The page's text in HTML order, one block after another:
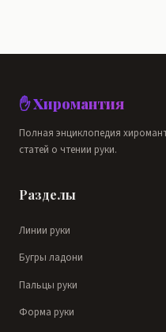
✋ Хиромантия
Полная энциклопедия
статей о чтении руки.
Разделы
Линии руки
Бугры ладони
Пальцы руки
Форма руки